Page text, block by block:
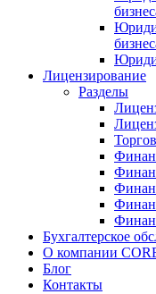
Лицензирование
Разделы
Бухгалтерское
О компании
Блог
Контакты